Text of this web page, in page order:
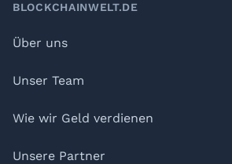
BLOCKCHAINWELT.DE
Über uns
Unser Team
Wie wir Geld verdienen
Unsere Partner